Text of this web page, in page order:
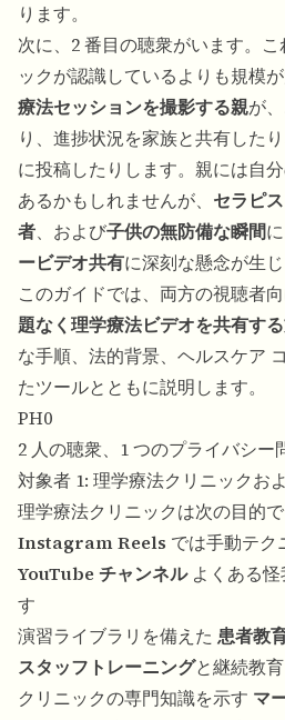
ります。
次に、2 番目の聴衆がいます。
ックが認識しているよりも規模が
療法セッションを撮影する親が
り、進捗状況を家族と共有した
に投稿したりします。親には自
あるかもしれませんが、 セラピ
者、および子供の無防備な瞬間
ービデオ共有に深刻な懸念が生じ
このガイドでは、両方の視聴者
題なく理学療法ビデオを共有す
な手順、法的背景、ヘルスケア
たツールとともに説明します。
PH0
2 人の聴衆、1 つのプライバシー
対象者 1: 理学療法クリニックお
理学療法クリニックは次の目的で
Instagram Reels では手動テク
YouTube チャンネルよくある怪
す
演習ライブラリを備えた 患者教
スタッフトレーニングと継続教育
クリニックの専門知識を示す マ